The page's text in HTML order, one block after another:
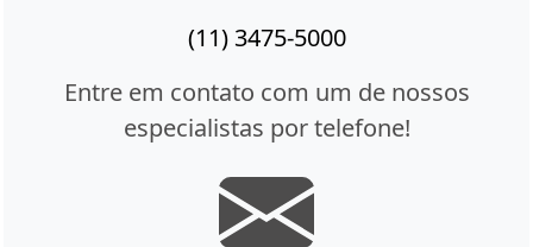
(11) 3475-5000
Entre em contato com um de nossos
especialistas por telefone!